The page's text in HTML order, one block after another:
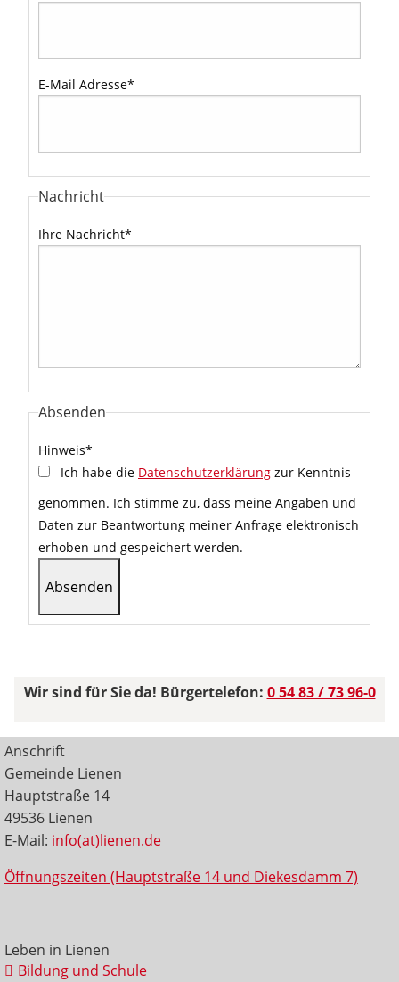
E-Mail Adresse*
Nachricht
Ihre Nachricht*
Absenden
Hinweis*
Ich habe die Datenschutzerklärung zur Kenntnis
genommen. Ich stimme zu, dass meine Angaben und
Daten zur Beantwortung meiner Anfrage elektronisch
erhoben und gespeichert werden.
Wir sind für Sie da! Bürgertelefon: 0 54 83 / 73 96-0
Anschrift
Gemeinde Lienen
Hauptstraße 14
49536 Lienen
E-Mail: info(at)lienen.de
Öffnungszeiten (Hauptstraße 14 und Diekesdamm 7)
Leben in Lienen
Bildung und Schule